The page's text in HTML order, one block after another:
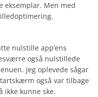
eksemplar. Men med
nulstille app’ens
også nulstillede
Jeg oplevede sågar
også var tilbage
ikke kunne ske.